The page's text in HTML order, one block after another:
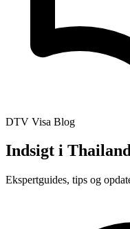
DTV Visa Blog
Indsigt i
Ekspertguides, tips og